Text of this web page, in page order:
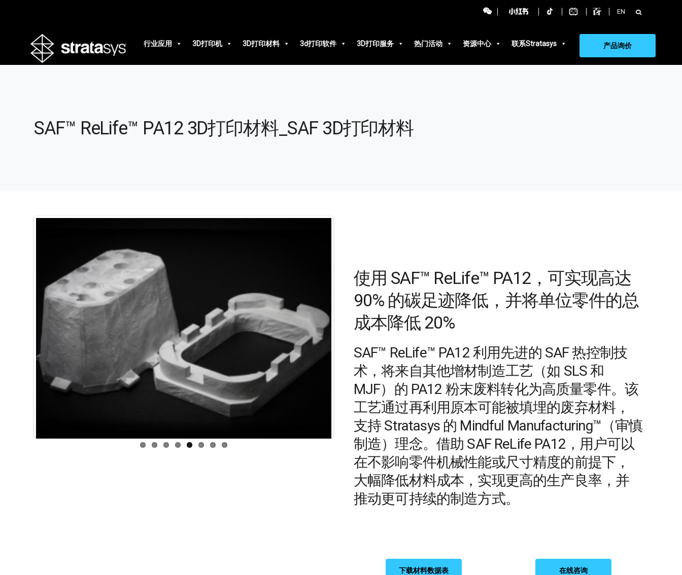
EN 搜
索：
行业应用
3D打印机 3D打印材料 3d打印软件 3D打印服务 热门活动 资源中心 联系Stratasys 产品询价
SAF™ ReLife™ PA12 3D打印材料_SAF 3D打印材料
使用 SAF™ ReLife™ PA12，可实现高达
90% 的碳足迹降低，并将单位零件的总
成本降低 20%
SAF™ ReLife™ PA12 利用先进的 SAF 热控制技
术，将来自其他增材制造工艺（如 SLS 和
MJF）的 PA12 粉末废料转化为高质量零件。该
工艺通过再利用原本可能被填埋的废弃材料，
支持 Stratasys 的 Mindful Manufacturing™（审慎
制造）理念。借助 SAF ReLife PA12，用户可以
在不影响零件机械性能或尺寸精度的前提下，
大幅降低材料成本，实现更高的生产良率，并
推动更可持续的制造方式。
下载材料数据表 在线咨询